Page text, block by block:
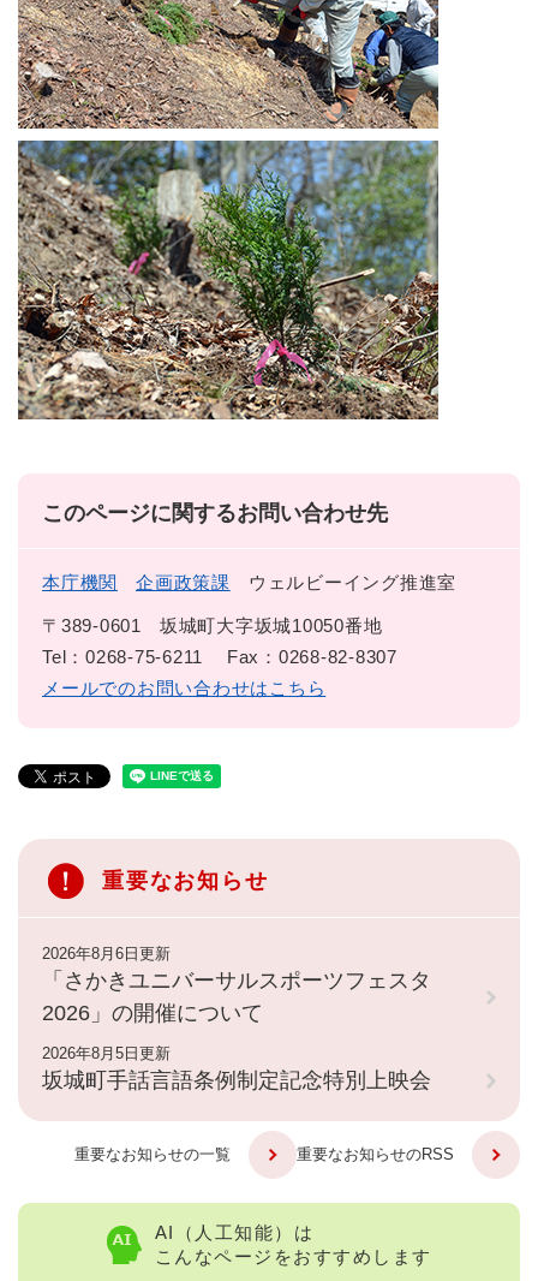
このページに関するお問い合わせ先
本庁機関 企画政策課 ウェルビーイング推進室
〒389-0601
坂城町大字坂城10050番地
Tel：0268-75-6211
Fax：0268-82-8307
メールでのお問い合わせはこちら
重要なお知らせ
2026年8月6日更新
「さかきユニバーサルスポーツフェスタ
2026」の開催について
2026年8月5日更新
坂城町手話言語条例制定記念特別上映会
重要なお知らせの一覧 重要なお知らせのRSS
AI（人工知能）は
こんなページをおすすめします